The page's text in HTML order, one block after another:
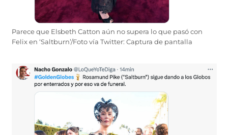
Parece que Elsbeth Catton aún no supera lo que pasó con
Felix en ‘Saltburn’/Foto vía Twitter: Captura de pantalla